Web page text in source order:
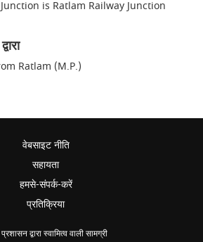
is Ratlam Railway Junction
Ratlam (M.P.)
वेबसाइट नीति
सहायता
हमसे-संपर्क-करें
प्रतिक्रिया
द्वारा स्वामित्व वाली सामग्री